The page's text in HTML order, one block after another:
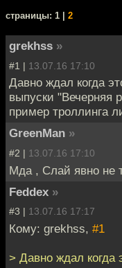
cтраницы: 1 | 2
grekhss »
#1 | 13.07.16 17:10
Давно ждал когда
выпуски "Вечерняя
пример троллинга
GreenMan »
#2 | 13.07.16 17:10
Мда , Слай явно не
Feddex »
#3 | 13.07.16 17:17
Кому: grekhss, #1
> Давно ждал когда